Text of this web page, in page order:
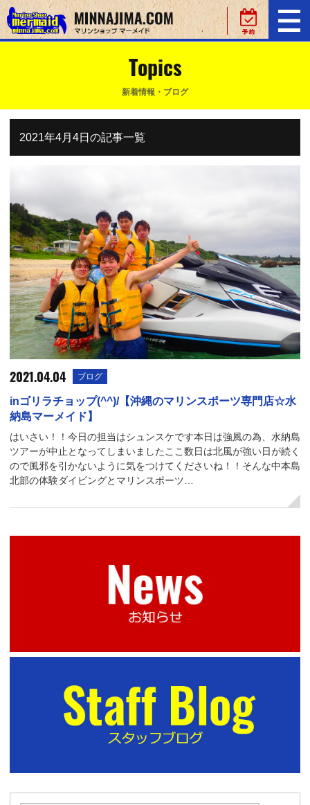
Topics
新着情報・ブログ
2021年4月4日の記事一覧
2021.04.04 ブログ
inゴリラチョップ(^^)/【沖縄のマリンスポーツ専門店☆水
納島マーメイド】
はいさい！！今日の担当はシュンスケです本日は強風の為、水納島
ツアーが中止となってしまいましたここ数日は北風が強い日が続く
ので風邪を引かないように気をつけてくださいね！！そんな中本島
北部の体験ダイビングとマリンスポーツ…